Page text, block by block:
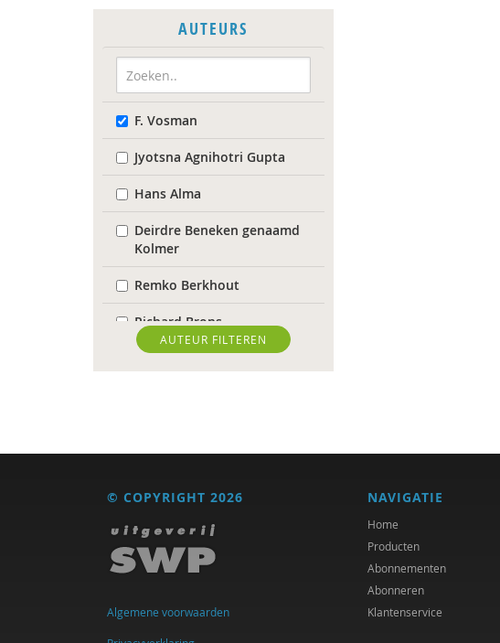
AUTEURS
F. Vosman
Jyotsna Agnihotri Gupta
Hans Alma
Deirdre Beneken genaamd
Kolmer
Remko Berkhout
Richard Brons
Ria Brouwers
Michiel de Ronde
Trudy Dehue
Frederique Demeijer
Peter Derkx
AUTEUR FILTEREN
© COPYRIGHT 2026
Algemene voorwaarden
NAVIGATIE
Home
Producten
Abonnementen
Abonneren
Klantenservice